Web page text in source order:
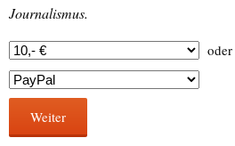
Journalismus.
oder
Weiter